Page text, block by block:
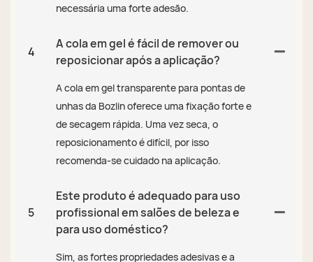
necessária uma forte adesão.
4
A cola em gel é fácil de remover ou
reposicionar após a aplicação?
A cola em gel transparente para pontas de
unhas da Bozlin oferece uma fixação forte e
de secagem rápida. Uma vez seca, o
reposicionamento é difícil, por isso
recomenda-se cuidado na aplicação.
5
Este produto é adequado para uso
profissional em salões de beleza e
para uso doméstico?
Sim, as fortes propriedades adesivas e a